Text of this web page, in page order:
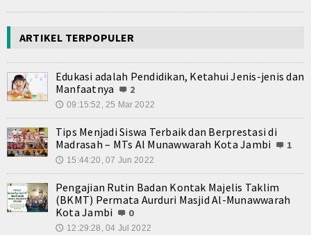
ARTIKEL TERPOPULER
Edukasi adalah Pendidikan, Ketahui Jenis-jenis dan
Manfaatnya
2
🕔 09:15:52, 25 Mar 2022
Tips Menjadi Siswa Terbaik dan Berprestasi di
Madrasah – MTs Al Munawwarah Kota Jambi
1
🕔 15:44:20, 07 Jun 2022
Pengajian Rutin Badan Kontak Majelis Taklim
(BKMT) Permata Aurduri Masjid Al-Munawwarah
Kota Jambi
0
🕔 12:29:28, 04 Jul 2022